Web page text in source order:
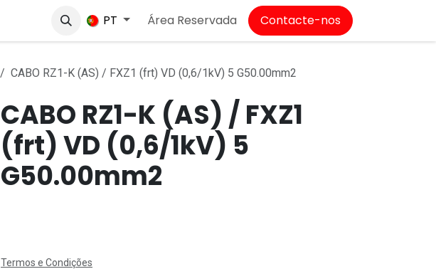
Empregos
PT Área Reservada Contacte-nos
CABO RZ1-K (AS) / FXZ1 (frt) VD (0,6/1kV) 5 G50.00mm2
CABO RZ1-K (AS) / FXZ1
(frt) VD (0,6/1kV) 5
G50.00mm2
Termos e Condições